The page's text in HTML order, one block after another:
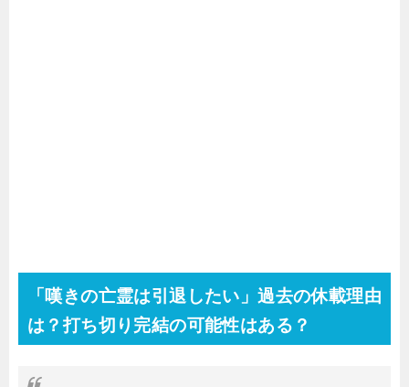
「嘆きの亡霊は引退したい」過去の休載理由
は？打ち切り完結の可能性はある？